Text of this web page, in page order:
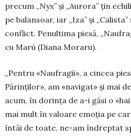
precum „Nyx” și „Auro­ra” țin
pe balansoar, iar „Iza” și
conflict. Penultima pie­să,
cu Marú (Diana Mo­raru).
„Pentru «Naufragii», a cincea
Părinților», am «navigat» și mai
acum, în dorința de a-i găsi o
mai mult în valoare emoția pe
întâi de toate, ne-am îndreptat